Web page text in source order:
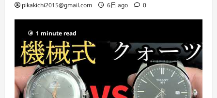
pikakichi2015@gmail.com 6日 ago 0
1 minute read